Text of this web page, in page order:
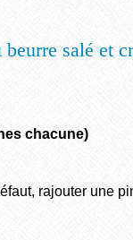
chacune)
rajouter une